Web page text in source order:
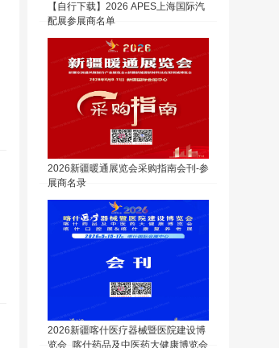
【自行下载】2026 APES上海国际汽
配展参展商名单
2026新疆暖通展览会采购指南会刊-参
展商名录
2026新疆喀什医疗器械暨医院建设博
览会_喀什药品及中医药大健康博览会